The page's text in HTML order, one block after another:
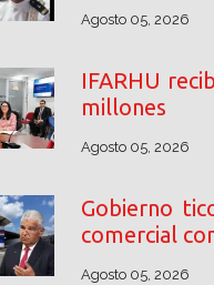
Agosto 05, 2026
IFARHU
millones
Agosto 05, 2026
Gobierno
comercial
Agosto 05, 2026